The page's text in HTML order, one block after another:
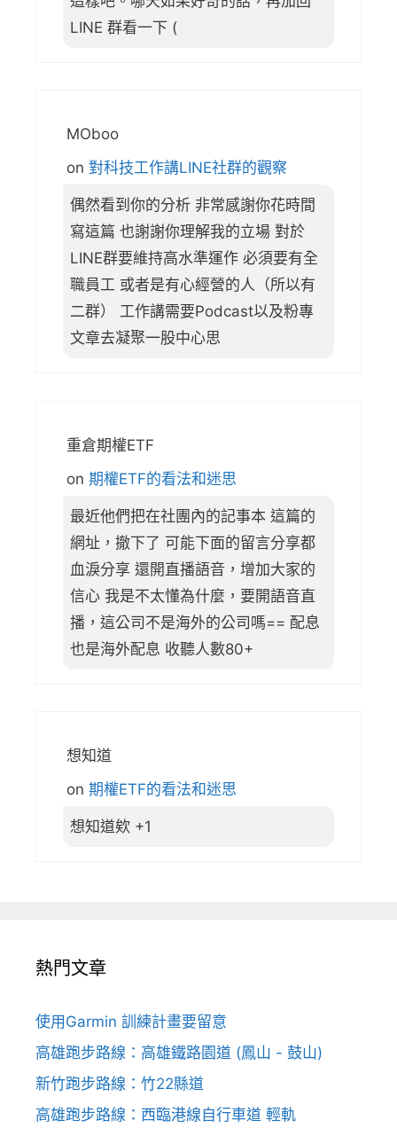
LINE 群看一下 (
MOboo
on 對科技工作講LINE社群的觀察
偶然看到你的分析 非常感謝你花時間
寫這篇 也謝謝你理解我的立場 對於
LINE群要維持高水準運作 必須要有全
職員工 或者是有心經營的人（所以有
二群） 工作講需要Podcast以及粉專
文章去凝聚一股中心思
重倉期權ETF
on 期權ETF的看法和迷思
最近他們把在社團內的記事本 這篇的
網址，撤下了 可能下面的留言分享都
血淚分享 還開直播語音，增加大家的
信心 我是不太懂為什麼，要開語音直
播，這公司不是海外的公司嗎== 配息
也是海外配息 收聽人數80+
想知道
on 期權ETF的看法和迷思
想知道欸 +1
熱門文章
使用Garmin 訓練計畫要留意
高雄跑步路線：高雄鐵路園道 (鳳山 - 鼓山)
新竹跑步路線：竹22縣道
高雄跑步路線：西臨港線自行車道 輕軌